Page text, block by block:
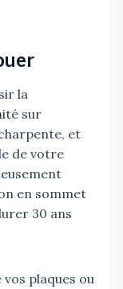
la
sur
et
de votre
en sommet
30 ans
plaques ou